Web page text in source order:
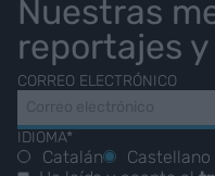
Nuestras
reportajes
CORREO ELECTRÓNICO
IDIOMA*
Catalán
Castellano